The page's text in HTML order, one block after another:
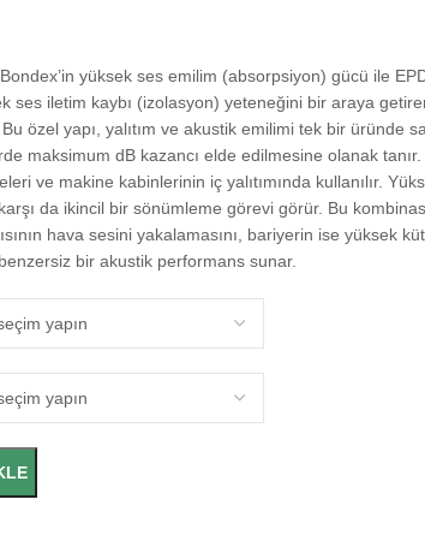
yüksek ses emilim (absorpsiyon) gücü ile
ses iletim kaybı (izolasyon) yeteneğini bir araya
özel yapı, yalıtım ve akustik emilimi tek bir üründe
maksimum dB kazancı elde edilmesine olanak
ve makine kabinlerinin iç yalıtımında kullanılır.
da ikincil bir sönümleme görevi görür. Bu
hava sesini yakalamasını, bariyerin ise yüksek
bir akustik performans sunar.